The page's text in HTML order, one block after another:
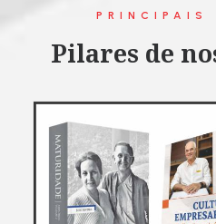
PRINCIPAIS
Pilares de